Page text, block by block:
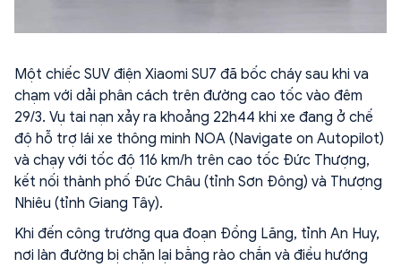
Một chiếc SUV điện Xiaomi SU7 đã bốc cháy sau khi va
chạm với dải phân cách trên đường cao tốc vào đêm
29/3. Vụ tai nạn xảy ra khoảng 22h44 khi xe đang ở chế
độ hỗ trợ lái xe thông minh NOA (Navigate on Autopilot)
và chạy với tốc độ 116 km/h trên cao tốc Đức Thượng,
kết nối thành phố Đức Châu (tỉnh Sơn Đông) và Thượng
Nhiêu (tỉnh Giang Tây).
Khi đến công trường qua đoạn Đồng Lăng, tỉnh An Huy,
nơi làn đường bị chặn lại bằng rào chắn và điều hướng